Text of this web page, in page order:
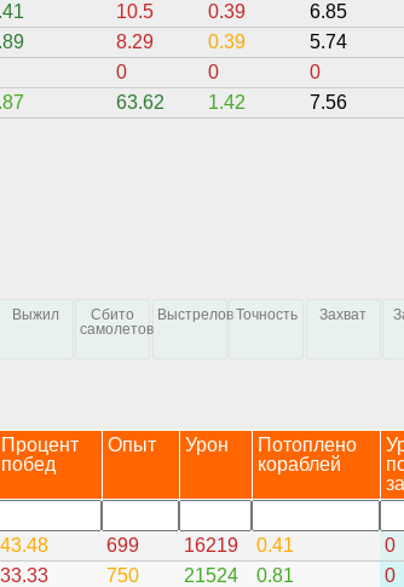
10.5 0.39 6.85
8.29 0.39 5.74
0 0 0
63.62 1.42 7.56
Выжил
Сбито
самолетов
ВыстреловТочность Захват
Процент
побед
Опыт Урон
Потоплено
кораблей
43.48 699 16219 0.41 0
33.33 750 21524 0.81 0